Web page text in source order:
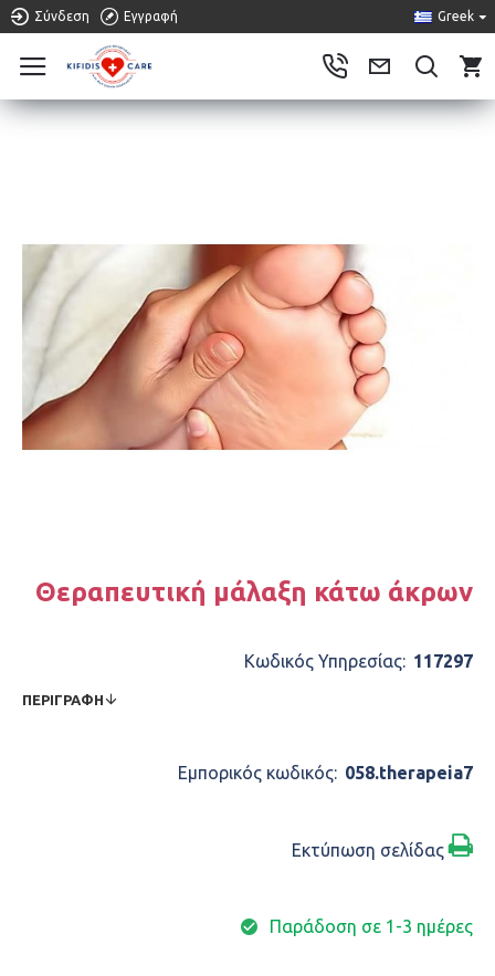
Σύνδεση Εγγραφή Greek
Θεραπευτική μάλαξη κάτω άκρων
Κωδικός Υπηρεσίας: 117297
ΠΕΡΙΓΡΑΦΉ
Εμπορικός κωδικός: 058.therapeia7
Παράδοση σε 1-3 ημέρες
Εκτύπωση σελίδας